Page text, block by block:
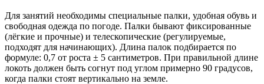
Для занятий необходимы специальные палки, удобная обувь и
свободная одежда по погоде. Палки бывают фиксированные
(лёгкие и прочные) и телескопические (регулируемые,
подходят для начинающих). Длина палок подбирается по
формуле: 0,7 от роста ± 5 сантиметров. При правильной длине
локоть должен быть согнут под углом примерно 90 градусов,
когда палки стоят вертикально на земле.